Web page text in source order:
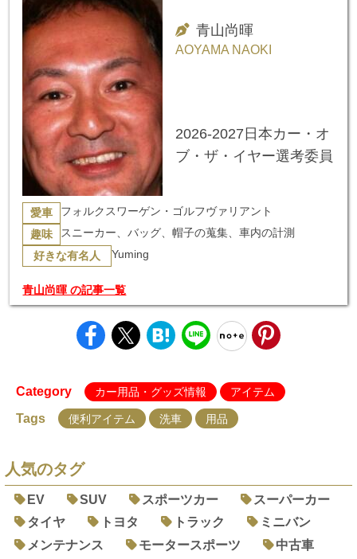
青山尚暉
AOYAMA NAOKI
2026-2027日本カー・オ
ブ・ザ・イヤー選考委員
愛車 フォルクスワーゲン・ゴルフヴァリアント
趣味 スニーカー、バッグ、帽子の蒐集、車内の計測
好きな有名人 Yuming
青山尚暉 の記事一覧
Category カー用品・グッズ情報 アイテム
Tags 便利アイテム 洗車 用品
人気のタグ
EV SUV スポーツカー
スーパーカー
タイヤ
トヨタ トラック
ミニバン
メンテナンス
モータースポーツ
中古車